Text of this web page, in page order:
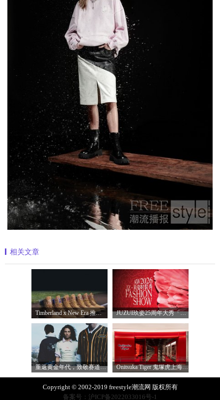
相关文章
Timberland x New Era 推出全新联名系列，以经 JUZUI玖姿25周年大秀「循光新生」 光起二
重返黄金年代，致敬赛道传奇 PUMA携手M Onitsuka Tiger 鬼塚虎上海环贸 iapm 概念店盛
Copyright © 2002-2019 freestyle潮流网 版权所有
备案号：沪ICP备2022033016号-1